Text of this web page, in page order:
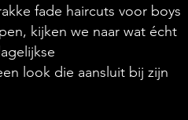
fade haircuts voor boys
kijken we naar wat écht
look die aansluit bij zijn